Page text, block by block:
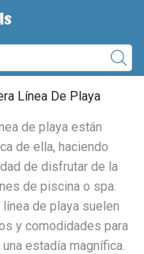
Línea De Playa
de playa están
de ella, haciendo
de disfrutar de la
de piscina o spa.
de playa suelen
y comodidades para
estadía magnífica.